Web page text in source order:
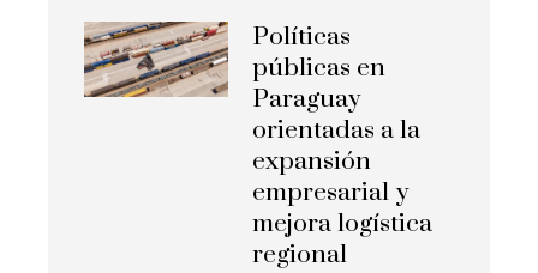
Políticas
públicas en
Paraguay
orientadas a la
expansión
empresarial y
mejora logística
regional